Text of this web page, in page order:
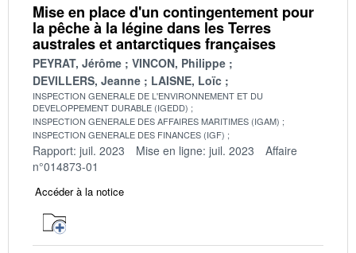
Mise en place d'un contingentement pour
la pêche à la légine dans les Terres
australes et antarctiques françaises
PEYRAT, Jérôme
VINCON, Philippe
DEVILLERS, Jeanne
LAISNE, Loïc
INSPECTION GENERALE DE L'ENVIRONNEMENT ET DU
DEVELOPPEMENT DURABLE (IGEDD)
INSPECTION GENERALE DES AFFAIRES MARITIMES (IGAM)
INSPECTION GENERALE DES FINANCES (IGF)
Rapport: juil. 2023 Mise en ligne: juil. 2023
Affaire
n°014873-01
Accéder à la notice